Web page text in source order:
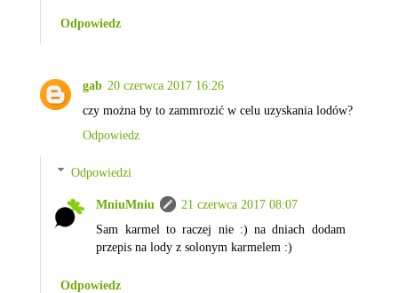
Odpowiedz
gab 20 czerwca 2017 16:26
czy można by to zammrozić w celu uzyskania lodów?
Odpowiedz
Odpowiedzi
MniuMniu
21 czerwca 2017 08:07
Sam karmel to raczej nie :) na dniach dodam
przepis na lody z solonym karmelem :)
Odpowiedz